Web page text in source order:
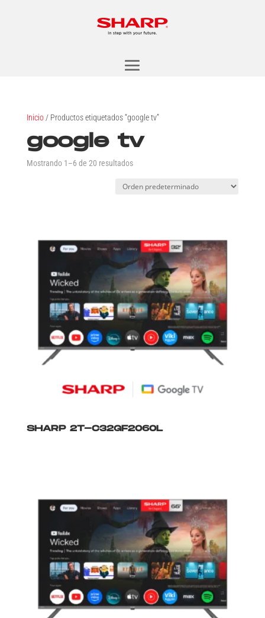
Inicio/ Productos etiquetados “google tv”
google tv
Mostrando 1–6 de 20 resultados
SHARP 2T-C32GF2060L